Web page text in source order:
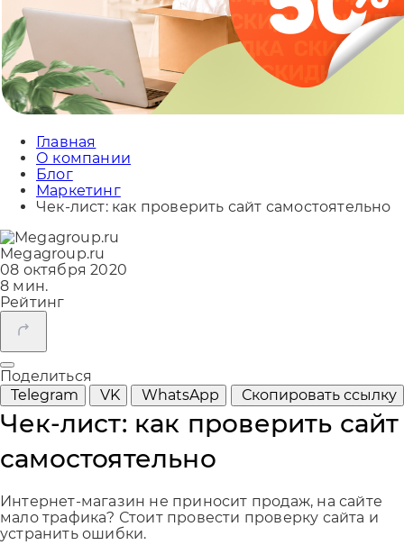
Главная
О компании
Блог
Маркетинг
Чек-лист: как проверить сайт самостоятельно
Megagroup.ru
08 октября 2020
8 мин.
Рейтинг
Поделиться
Telegram
VK WhatsApp Скопировать ссылку
Чек-лист: как проверить сайт
самостоятельно
Интернет-магазин не приносит продаж, на сайте
мало трафика? Стоит провести проверку сайта и
устранить ошибки.